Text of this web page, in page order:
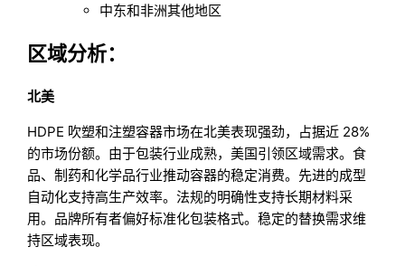
中东和非洲其他地区
区域分析：
北美
HDPE 吹塑和注塑容器市场在北美表现强劲，占据近 28%
的市场份额。由于包装行业成熟，美国引领区域需求。食
品、制药和化学品行业推动容器的稳定消费。先进的成型
自动化支持高生产效率。法规的明确性支持长期材料采
用。品牌所有者偏好标准化包装格式。稳定的替换需求维
持区域表现。